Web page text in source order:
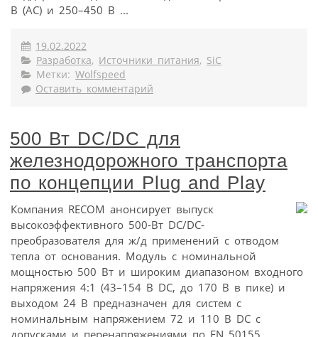
В (AC) и 250–450 В ...
19.02.2022
Разработка, Источники питания, SiC
Метки: Wolfspeed
Оставить комментарий
500 Вт DC/DC для
железнодорожного транспорта
по концепции Plug and Play
Компания RECOM анонсирует выпуск
высокоэффективного 500-Вт DC/DC-
преобразователя для ж/д применений с отводом
тепла от основания. Модуль с номинальной
мощностью 500 Вт и широким диапазоном входного
напряжения 4:1 (43–154 В DC, до 170 В в пике) и
выходом 24 В предназначен для систем с
номинальным напряжением 72 и 110 В DC с